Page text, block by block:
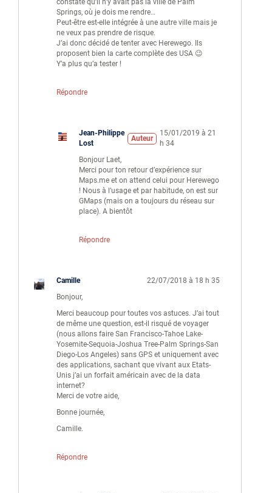
constaté qu’il n’y avait pas la ville de Palm
Springs, où je dois me rendre…
Peut-être est-elle intégrée à une autre ville mais je
ne veux pas prendre de risque.
J’ai donc décidé de tenter avec Herewego. Ils
proposent bien la carte complète des USA 😉
Y’a plus qu’a tester !
Répondre
Jean-Philippe
Lost
Auteur
15/01/2019 à 21
h 34
Bonjour Laet,
Merci pour ton retour d’expérience sur
Maps.me et on attend celui pour Herewego
! Nous à l’usage et par habitude, on est sur
GMaps (mais on a toujours du réseau sur
place). A bientôt
Répondre
Camille
22/07/2018 à 18 h 35
Bonjour,
Merci beaucoup pour toutes vos astuces. J’ai tout
de même une question, est-il risqué de voyager
(nous allons faire San Francisco-Tahoe Lake-
Yosemite-Sequoia-Joshua Tree-Palm Springs-San
Diego-Los Angeles) sans GPS et uniquement avec
des applications, sachant que vivant aux Etats-
Unis j’ai un forfait américain avec de la data
internet?
Merci de votre aide,
Bonne journée,
Camille.
Répondre